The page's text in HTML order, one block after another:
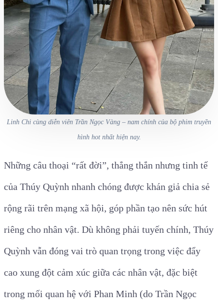
Linh Chi cùng diễn viên Trần Ngọc Vàng – nam chính của bộ phim truyền
hình hot nhất hiện nay.
Những câu thoại “rất đời”, thẳng thắn nhưng tinh tế
của Thúy Quỳnh nhanh chóng được khán giả chia sẻ
rộng rãi trên mạng xã hội, góp phần tạo nên sức hút
riêng cho nhân vật. Dù không phải tuyến chính, Thúy
Quỳnh vẫn đóng vai trò quan trọng trong việc đẩy
cao xung đột cảm xúc giữa các nhân vật, đặc biệt
trong mối quan hệ với Phan Minh (do Trần Ngọc